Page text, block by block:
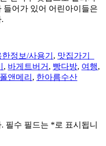
들어가 있어 어린아이들은
정보/사용기 , 맛집가기_
, 바게트버거 , 빵다방, 여행,
폴앤메리 , 한아름수산
필수 필드는 *로 표시됩니